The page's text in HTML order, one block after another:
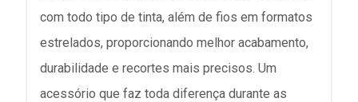
com todo tipo de tinta, além de fios em formatos
estrelados, proporcionando melhor acabamento,
durabilidade e recortes mais precisos. Um
acessório que faz toda diferença durante as